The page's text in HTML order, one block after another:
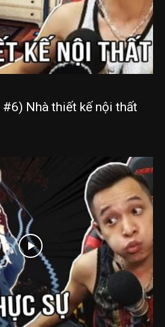
Nhà thiết kế nội thất